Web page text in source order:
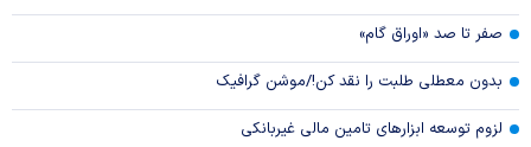
صفر تا صد «اوراق گام»
بدون معطلی طلبت را نقد کن!/موشن گرافیک
لزوم توسعه ابزارهای تامین مالی غیربانکی